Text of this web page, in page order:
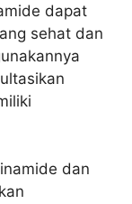
dapat
sehat dan
dan